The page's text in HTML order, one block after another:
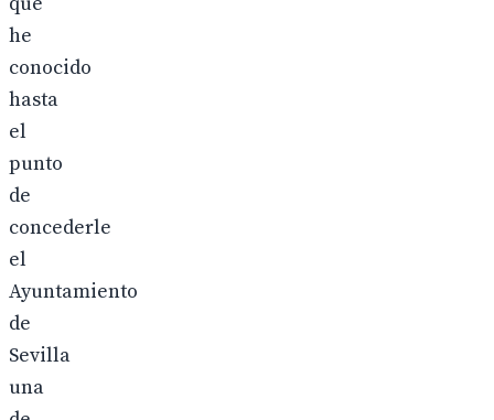
he
conocido
hasta
el
punto
de
concederle
el
Ayuntamiento
de
Sevilla
una